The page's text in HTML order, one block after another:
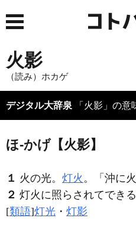
火影
（読み）ホカゲ
デジタル大辞泉 「火影」の意
ほ‐かげ【火影】
１ 火の光。 灯火。「沖に
２ 灯火に照らされてできる
[類語]灯光 ・ 灯影